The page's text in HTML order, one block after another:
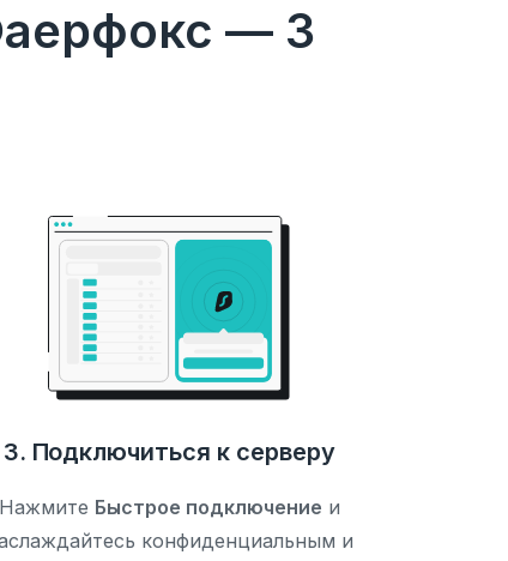
— 3
3. Подключиться к серверу
Нажмите Быстрое подключение и
конфиденциальным и